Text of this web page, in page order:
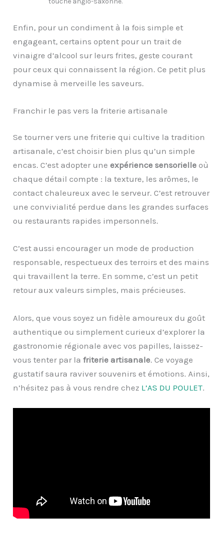
Enfin, pour un condiment à la fois simple et
engageant, certains optent pour un trait de
vinaigre d’alcool sur leurs frites, geste courant
pour ceux qui connaissent la région. Ce petit plus
dynamise à merveille les saveurs.
Franchir le pas vers la friterie artisanale
Se tourner vers une friterie qui cultive la tradition
artisanale, c’est choisir bien plus qu’un simple
encas. C’est adopter uneexpérience sensorielle où
chaque détail compte : la texture, les arômes, le
contact chaleureux avec le serveur. C’est retrouver
une convivialité perdue dans les grandes surfaces
ou restaurants rapides impersonnels.
C’est aussi encourager un mode de production
responsable, respectueux des terroirs et des mains
qui travaillent la terre. En somme, c’est un petit
retour aux valeurs simples, mais précieuses.
Alors, que vous soyez un fidèle amoureux du goût
authentique ou simplement curieux d’explorer la
gastronomie régionale avec vos papilles, laissez-
vous tenter par lafriterie artisanale. Ce voyage
gustatif saura raviver souvenirs et émotions. Ainsi,
n’hésitez pas à vous rendre chez L’AS DU POULET.